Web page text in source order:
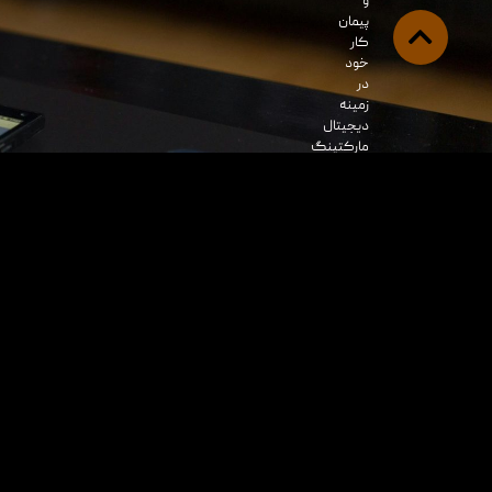
پیمان
کار
خود
در
زمینه
دیجیتال
مارکتینگ